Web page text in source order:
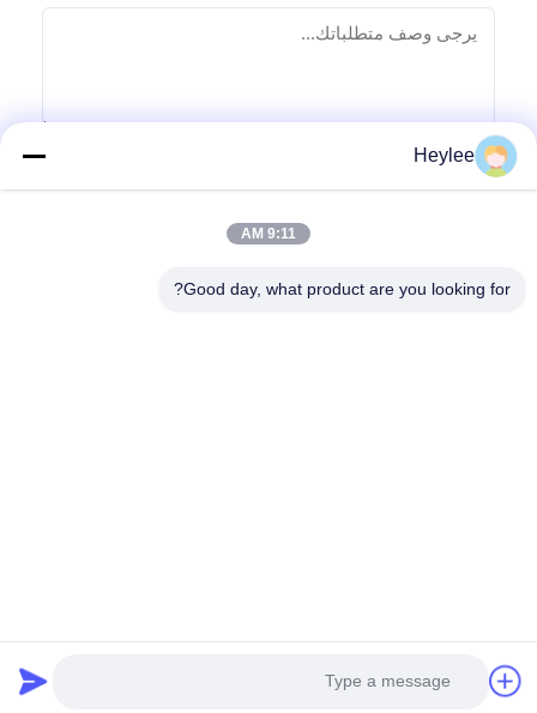
Guangzhou Weixing Automobile Fitting Co.,Ltd.
Heylee
9:11 AM
Good day, what product are you looking for?